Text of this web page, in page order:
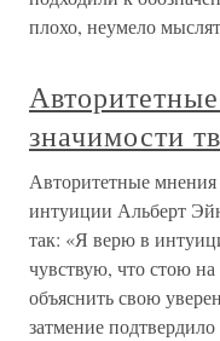
плохо, неумело
значимости
Авторитетные мнения
интуиции Альберт
так: «Я верю в
чувствую, что стою
объяснить свою
затмение